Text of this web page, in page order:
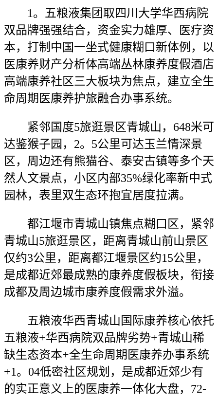
1。五粮液集团取四川大学华西病院
双品牌强强结合，资金实力雄厚、医疗资
本，打制中国一坐式健康糊口新体例，以
医康养财产分析体高端丛林康养度假酒店
高端康养社区三大板块为焦点，建立全生
命周期医康养护旅融合办事系统。
紧邻国度5旅逛景区青城山，648米可
达鉴猴子园，2。5公里可达玉兰情深景
区，周边还有熊猫谷、泰安古镇等多个天
然人文景点，小区内部35%绿化率新中式
园林，表里双生态环抱宜居度拉满。
都江堰市青城山镇焦点糊口区，紧邻
青城山5旅逛景区，距离青城山前山景区
仅约3公里，距离都江堰景区约15公里，
是成都近郊最成熟的康养度假板块，衔接
成都及周边城市康养度假需求外溢。
五粮液华西青城山国际康养核心依托
五粮液+华西病院双品牌劣势+青城山稀
缺生态资本+全生命周期医康养办事系统
+1。04低密社区规划，是成都近郊少有
的实正意义上的医康养一体化大盘，72-